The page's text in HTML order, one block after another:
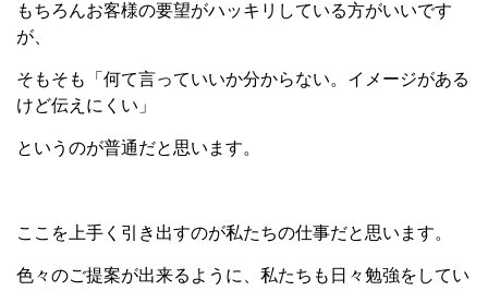
もちろんお客様の要望がハッキリしている方がいいです
が、
そもそも「何て言っていいか分からない。イメージがある
けど伝えにくい」
というのが普通だと思います。
ここを上手く引き出すのが私たちの仕事だと思います。
色々のご提案が出来るように、私たちも日々勉強をしてい